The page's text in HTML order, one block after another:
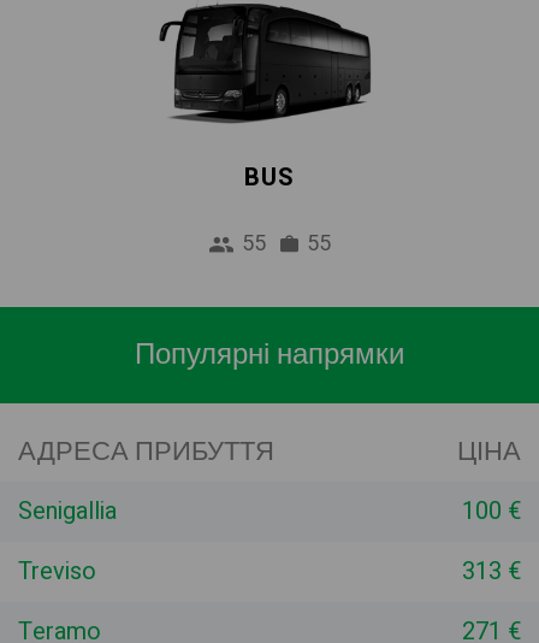
BUS
55 55
Популярні напрямки
АДРЕСА ПРИБУТТЯ ЦІНА
Senigallia
100 €
Treviso
313 €
Teramo
271 €